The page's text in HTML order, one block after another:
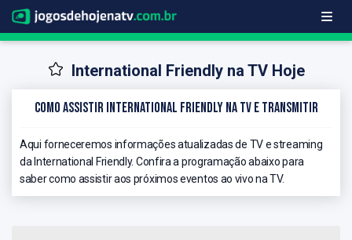
International Friendly na TV Hoje
Como Assistir International Friendly na TV e Transmitir
Aqui forneceremos informações atualizadas de TV e streaming
da International Friendly. Confira a programação abaixo para
saber como assistir aos próximos eventos ao vivo na TV.